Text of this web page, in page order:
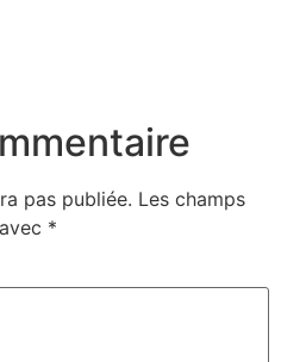
pas publiée. Les champs
*